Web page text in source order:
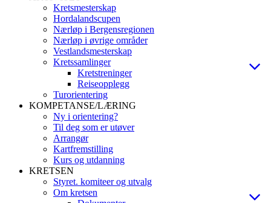
Kretsmesterskap
Hordalandscupen
Nærløp i Bergensregionen
Nærløp i øvrige områder
Vestlandsmesterskap
Kretssamlinger
Kretstreninger
Reiseopplegg
Turorientering
KOMPETANSE/LÆRING
Ny i orientering?
Til deg som er utøver
Arrangør
Kartfremstilling
Kurs og utdanning
KRETSEN
Styret. komiteer og utvalg
Om kretsen